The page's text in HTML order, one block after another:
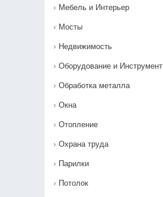
Мебель и Интерьер
Мосты
Недвижимость
Оборудование и Инструмент
Обработка металла
Окна
Отопление
Охрана труда
Парилки
Потолок